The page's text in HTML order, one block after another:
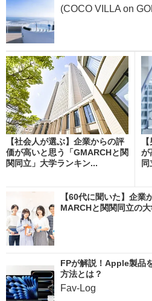
(COCO VILLA on
【社会人が選ぶ】企業からの評
価が高いと思う「GMARCHと関
関同立」大学ランキン...
が
【60代に聞いた】企業
MARCHと関関同立の
FPが解説！Apple製品
方法とは？
Fav-Log